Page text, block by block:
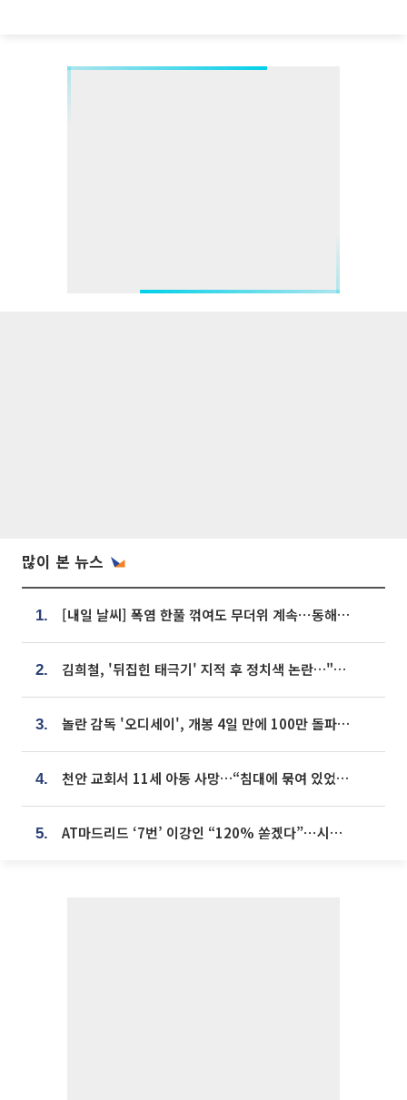
많이 본 뉴스
1. [내일 날씨] 폭염 한풀 꺾여도 무더위 계속⋯동해안 이틀 연속 비
2. 김희철, '뒤집힌 태극기' 지적 후 정치색 논란…"좌우 떠나 우리나라 국기"
3. 놀란 감독 '오디세이', 개봉 4일 만에 100만 돌파⋯'왕사남' 보다 빠르다
4. 천안 교회서 11세 아동 사망…“침대에 묶여 있었다” 진술 확보
5. AT마드리드 ‘7번’ 이강인 “120% 쏟겠다”⋯시메오네 감독 “필요한 선수”